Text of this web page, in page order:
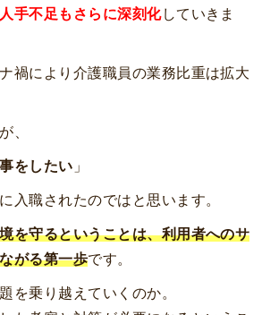
手不足もさらに深刻化していきま
禍により介護職員の業務比重は拡大
、
をしたい 」
入職されたのではと思います。
を守るということは、利用者へのサ
がる第一歩です。
を乗り越えていくのか。